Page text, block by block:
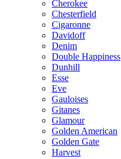
Cherokee
Chesterfield
Cigaronne
Davidoff
Denim
Double Happiness
Dunhill
Esse
Eve
Gauloises
Gitanes
Glamour
Golden American
Golden Gate
Harvest